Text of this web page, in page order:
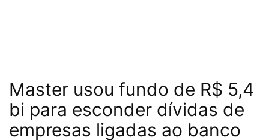
Master usou fundo de R$ 5,4
bi para esconder dívidas de
empresas ligadas ao banco